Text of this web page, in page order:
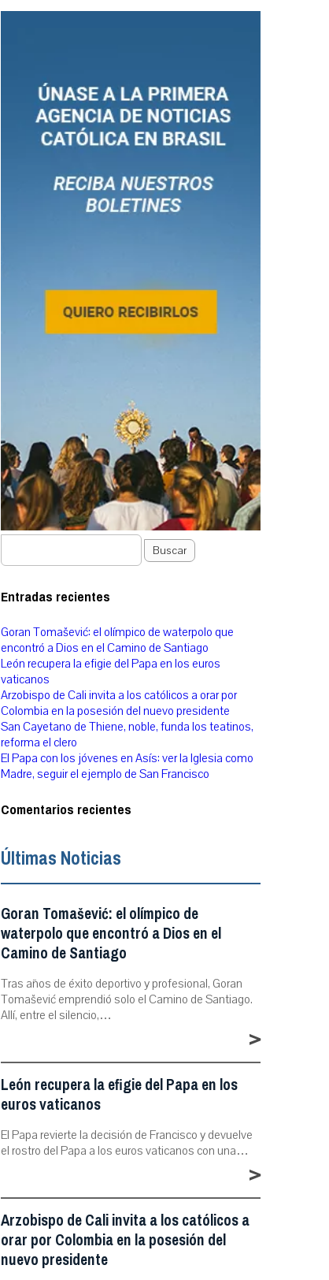
Buscar
Entradas recientes
Goran Tomašević: el olímpico de waterpolo que
encontró a Dios en el Camino de Santiago
León recupera la efigie del Papa en los euros
vaticanos
Arzobispo de Cali invita a los católicos a orar por
Colombia en la posesión del nuevo presidente
San Cayetano de Thiene, noble, funda los teatinos,
reforma el clero
El Papa con los jóvenes en Asís: ver la Iglesia como
Madre, seguir el ejemplo de San Francisco
Comentarios recientes
Últimas Noticias
Goran Tomašević: el olímpico de
waterpolo que encontró a Dios en el
Camino de Santiago
Tras años de éxito deportivo y profesional, Goran
Tomašević emprendió solo el Camino de Santiago.
Allí, entre el silencio,…
>
León recupera la efigie del Papa en los
euros vaticanos
El Papa revierte la decisión de Francisco y devuelve
el rostro del Papa a los euros vaticanos con una…
>
Arzobispo de Cali invita a los católicos a
orar por Colombia en la posesión del
nuevo presidente